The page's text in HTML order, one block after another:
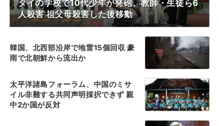
タイの学校で10代少年が発砲、教師・生徒ら6
人殺害 祖父母殺害した後移動
韓国、北西部沿岸で地雷15個回収 豪
雨で北朝鮮から流出か
太平洋諸島フォーラム、中国のミサ
イル非難する共同声明採択できず 親
中2か国が反対